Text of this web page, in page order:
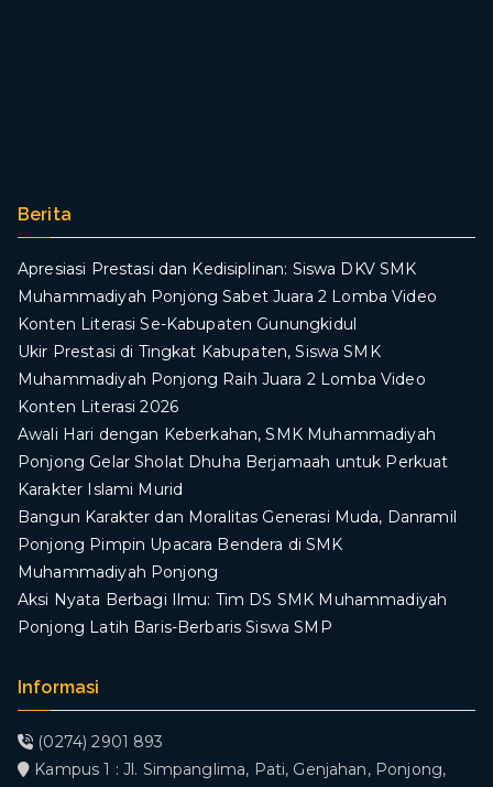
Berita
Apresiasi Prestasi dan Kedisiplinan: Siswa DKV SMK
Muhammadiyah Ponjong Sabet Juara 2 Lomba Video
Konten Literasi Se-Kabupaten Gunungkidul
Ukir Prestasi di Tingkat Kabupaten, Siswa SMK
Muhammadiyah Ponjong Raih Juara 2 Lomba Video
Konten Literasi 2026
Awali Hari dengan Keberkahan, SMK Muhammadiyah
Ponjong Gelar Sholat Dhuha Berjamaah untuk Perkuat
Karakter Islami Murid
Bangun Karakter dan Moralitas Generasi Muda, Danramil
Ponjong Pimpin Upacara Bendera di SMK
Muhammadiyah Ponjong
​Aksi Nyata Berbagi Ilmu: Tim DS SMK Muhammadiyah
Ponjong Latih Baris-Berbaris Siswa SMP
Informasi
(0274) 2901 893
Kampus 1 : Jl. Simpanglima, Pati, Genjahan, Ponjong,